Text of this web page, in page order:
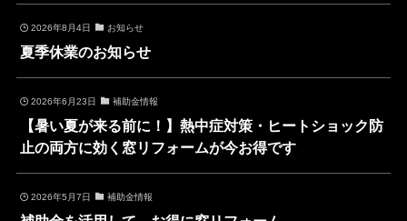
2026年8月4日 お知らせ
夏季休業のお知らせ
2026年6月23日 補助金情報
【暑い夏が来る前に！】熱中症対策・ヒートショック防
止の両方に効く窓リフォームが今お得です
2026年5月7日 補助金情報